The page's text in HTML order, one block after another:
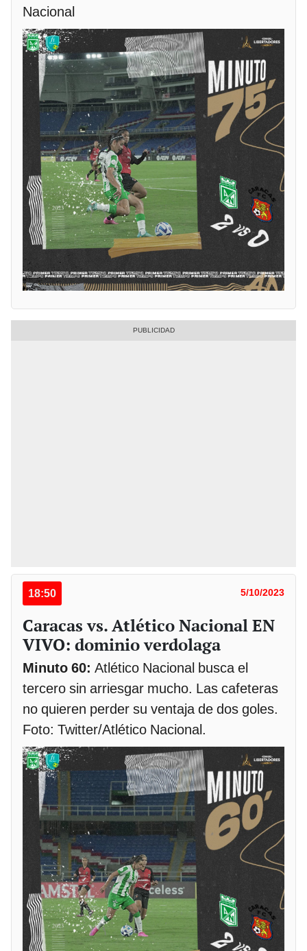
Nacional
18:50 5/10/2023
Caracas vs. Atlético Nacional EN
VIVO: dominio verdolaga
Minuto 60: Atlético Nacional busca el
tercero sin arriesgar mucho. Las cafeteras
no quieren perder su ventaja de dos goles.
Foto: Twitter/Atlético Nacional.